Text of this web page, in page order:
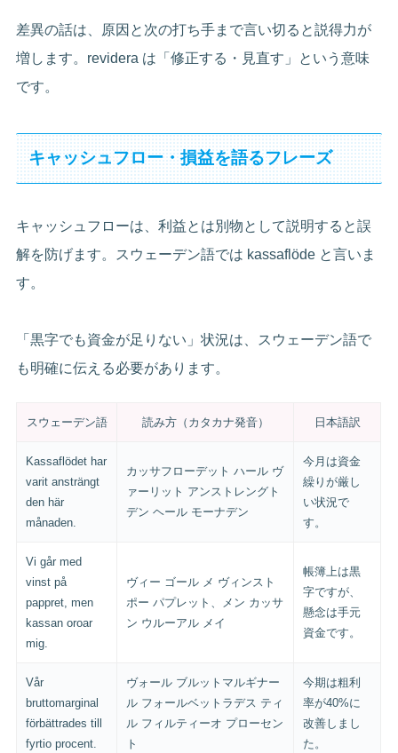
差異の話は、原因と次の打ち手まで言い切ると説得力が
増します。revidera は「修正する・見直す」という意味
です。
キャッシュフロー・損益を語るフレーズ
キャッシュフローは、利益とは別物として説明すると誤
解を防げます。スウェーデン語では kassaflöde と言いま
す。
「黒字でも資金が足りない」状況は、スウェーデン語で
も明確に伝える必要があります。
スウェーデン語 読み方（カタカナ発音） 日本語訳
Kassaflödet har
varit ansträngt
den här
månaden.
カッサフローデット ハール ヴ
ァーリット アンストレングト
デン ヘール モーナデン
今月は資金
繰りが厳し
い状況で
す。
Vi går med
vinst på
pappret, men
kassan oroar
mig.
ヴィー ゴール メ ヴィンスト
ポー パプレット、メン カッサ
ン ウルーアル メイ
帳簿上は黒
字ですが、
懸念は手元
資金です。
Vår
bruttomarginal
förbättrades till
fyrtio procent.
ヴォール ブルットマルギナー
ル フォールベットラデス ティ
ル フィルティーオ プローセン
ト
今期は粗利
率が40%に
改善しまし
た。